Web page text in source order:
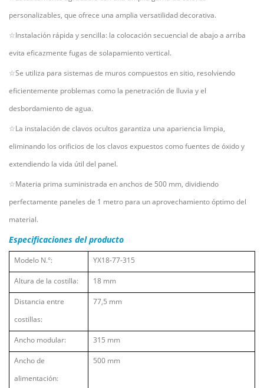
personalizables, que ofrece una amplia versatilidad decorativa.
☆Instalación rápida y sencilla: la colocación secuencial de abajo a arriba
evita eficazmente fugas de solapamiento vertical.
☆Se utiliza para sistemas de muros compuestos en sitio, resolviendo
eficientemente problemas como la penetración de lluvia y el
desbordamiento de agua.
☆La instalación de clavos ocultos garantiza una apariencia limpia,
eliminando los orificios de los clavos expuestos como fuentes de óxido y
extendiendo la vida útil del panel.
☆Materia prima suministrada en anchos de 500 mm, dividiendo
perfectamente paneles de 1 metro para un aprovechamiento óptimo del
material.
Especificaciones del producto
Modelo N.°: YX18-77-315
Altura de la costilla: 18 mm
Distancia entre
costillas:
77,5 mm
Ancho modular: 315 mm
Ancho de
alimentación:
500 mm